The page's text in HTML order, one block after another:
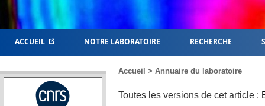
ACCUEIL NOTRE LABORATOIRE RECHERCHE
Accueil > Annuaire du laboratoire
Toutes les versions de cet article :